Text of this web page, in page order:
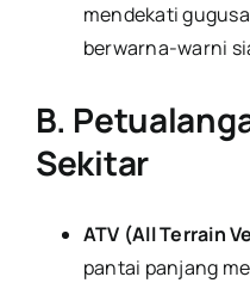
mendekati
berwarna-warni
B.
Sekitar
ATV (All Terrain
pantai panjang